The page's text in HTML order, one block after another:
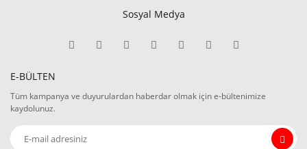
Sosyal Medya
E-BÜLTEN
Tüm kampanya ve duyurulardan haberdar olmak için e-bültenimize
kaydolunuz.